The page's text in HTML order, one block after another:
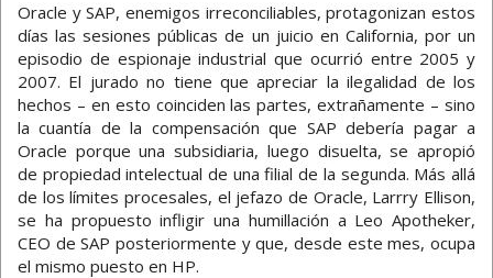
Oracle y SAP, enemigos irreconciliables, protagonizan estos
días las sesiones públicas de un juicio en California, por un
episodio de espionaje industrial que ocurrió entre 2005 y
2007. El jurado no tiene que apreciar la ilegalidad de los
hechos – en esto coinciden las partes, extrañamente – sino
la cuantía de la compensación que SAP debería pagar a
Oracle porque una subsidiaria, luego disuelta, se apropió
de propiedad intelectual de una filial de la segunda. Más allá
de los límites procesales, el jefazo de Oracle, Larrry Ellison,
se ha propuesto infligir una humillación a Leo Apotheker,
CEO de SAP posteriormente y que, desde este mes, ocupa
el mismo puesto en HP.